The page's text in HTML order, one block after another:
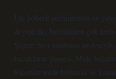
İşte böbrek çürümesinin en
değişiklik; Normalden çok fazla
Şişme; Sıvı tutulması
bacakların şişmesi. Mide
toksinler mide bulantısı ve